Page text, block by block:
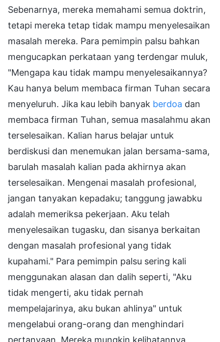
Sebenarnya, mereka memahami semua doktrin,
tetapi mereka tetap tidak mampu menyelesaikan
masalah mereka. Para pemimpin palsu bahkan
mengucapkan perkataan yang terdengar muluk,
"Mengapa kau tidak mampu menyelesaikannya?
Kau hanya belum membaca firman Tuhan secara
menyeluruh. Jika kau lebih banyak berdoa dan
membaca firman Tuhan, semua masalahmu akan
terselesaikan. Kalian harus belajar untuk
berdiskusi dan menemukan jalan bersama-sama,
barulah masalah kalian pada akhirnya akan
terselesaikan. Mengenai masalah profesional,
jangan tanyakan kepadaku; tanggung jawabku
adalah memeriksa pekerjaan. Aku telah
menyelesaikan tugasku, dan sisanya berkaitan
dengan masalah profesional yang tidak
kupahami." Para pemimpin palsu sering kali
menggunakan alasan dan dalih seperti, "Aku
tidak mengerti, aku tidak pernah
mempelajarinya, aku bukan ahlinya" untuk
mengelabui orang-orang dan menghindari
pertanyaan. Mereka mungkin kelihatannya